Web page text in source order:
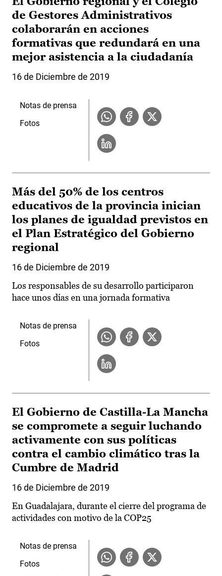
de Gestores Administrativos
colaborarán en acciones
formativas que redundará en una
mejor asistencia a la ciudadanía
16 de Diciembre de 2019
Notas de prensa
Fotos
Más del 50% de los centros
educativos de la provincia inician
los planes de igualdad previstos en
el Plan Estratégico del Gobierno
regional
16 de Diciembre de 2019
Los responsables de su desarrollo participaron
hace unos días en una jornada formativa
Notas de prensa
Fotos
El Gobierno de Castilla-La Mancha
se compromete a seguir luchando
activamente con sus políticas
contra el cambio climático tras la
Cumbre de Madrid
16 de Diciembre de 2019
En Guadalajara, durante el cierre del programa de
actividades con motivo de la COP25
Notas de prensa
Fotos